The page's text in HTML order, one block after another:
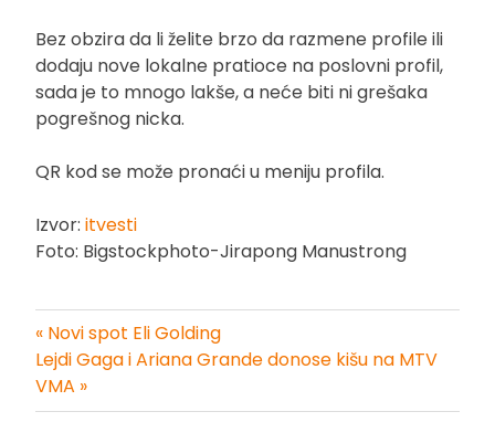
Bez obzira da li želite brzo da razmene profile ili
dodaju nove lokalne pratioce na poslovni profil,
sada je to mnogo lakše, a neće biti ni grešaka
pogrešnog nicka.
QR kod se može pronaći u meniju profila.
Izvor: itvesti
Foto: Bigstockphoto-Jirapong Manustrong
Kretanje
članka
« Novi spot Eli Golding
Lejdi Gaga i Ariana Grande donose kišu na MTV
VMA »